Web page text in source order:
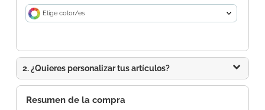
Elige color/es
2. ¿Quieres personalizar tus artículos?
Resumen de la compra